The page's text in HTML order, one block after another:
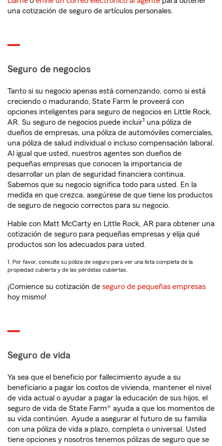
una cotización de seguro de artículos personales.
Seguro de negocios
Tanto si su negocio apenas está comenzando, como si está
creciendo o madurando, State Farm le proveerá con
opciones inteligentes para seguro de negocios en Little Rock,
AR. Su seguro de negocios puede incluir1 una póliza de
dueños de empresas, una póliza de automóviles comerciales,
una póliza de salud individual o incluso compensación laboral.
Al igual que usted, nuestros agentes son dueños de
pequeñas empresas que conocen la importancia de
desarrollar un plan de seguridad financiera continua.
Sabemos que su negocio significa todo para usted. En la
medida en que crezca, asegúrese de que tiene los productos
de seguro de negocio correctos para su negocio.
Hable con Matt McCarty en Little Rock, AR para obtener una
cotización de seguro para pequeñas empresas y elija qué
productos son los adecuados para usted.
1. Por favor, consulte su póliza de seguro para ver una lista completa de la
propiedad cubierta y de las pérdidas cubiertas.
¡Comience su cotización de seguro de pequeñas empresas
hoy mismo!
Seguro de vida
Ya sea que el beneficio por fallecimiento ayude a su
beneficiario a pagar los costos de vivienda, mantener el nivel
de vida actual o ayudar a pagar la educación de sus hijos, el
seguro de vida de State Farm® ayuda a que los momentos de
su vida continúen. Ayude a asegurar el futuro de su familia
con una póliza de vida a plazo, completa o universal. Usted
tiene opciones y nosotros tenemos pólizas de seguro que se